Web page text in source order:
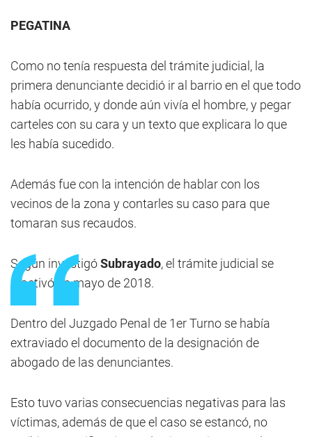
PEGATINA
Como no tenía respuesta del trámite judicial, la
primera denunciante decidió ir al barrio en el que todo
había ocurrido, y donde aún vivía el hombre, y pegar
carteles con su cara y un texto que explicara lo que
les había sucedido.
Además fue con la intención de hablar con los
vecinos de la zona y contarles su caso para que
tomaran sus recaudos.
Según investigóSubrayado, el trámite judicial se
reactivó en mayo de 2018.
Dentro del Juzgado Penal de 1er Turno se había
extraviado el documento de la designación de
abogado de las denunciantes.
Esto tuvo varias consecuencias negativas para las
víctimas, además de que el caso se estancó, no